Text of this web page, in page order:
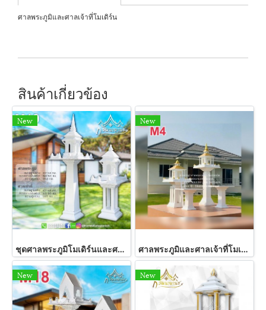
ศาลพระภูมิและศาลเจ้าที่โมเดิร์น
สินค้าเกี่ยวข้อง
New
ชุดศาลพระภูมิโมเดิร์นและศาลเจ้าที่ รหัส M19
New
ศาลพระภูมิและศาลเจ้าที่โมเดิร์น
New New